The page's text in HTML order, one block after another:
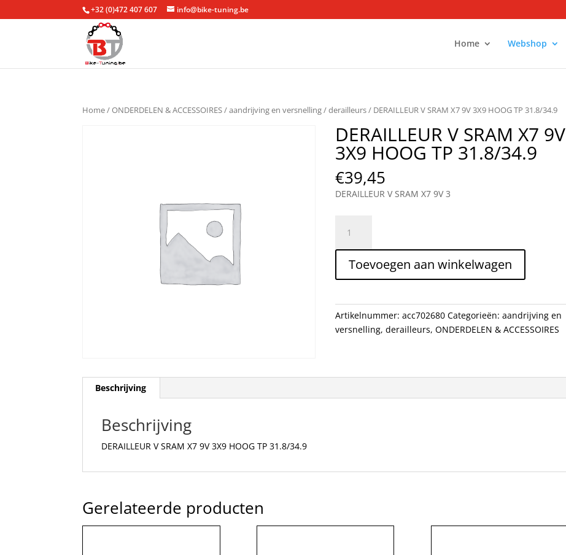
+32 (0)472 407 607 info@bike-tuning.be
Home Webshop
Home/ONDERDELEN & ACCESSOIRES/aandrijving en versnelling/derailleurs/ DERAILLEUR V SRAM X7 9V 3X9 HOOG TP 31.8/34.9
DERAILLEUR V SRAM X7 9V
3X9 HOOG TP 31.8/34.9
€39,45
DERAILLEUR V SRAM X7 9V 3
SRAM
9V
HOOG
TP
31.8/34.9
Toevoegen aan winkelwagen
Artikelnummer:acc702680 Categorieën:aandrijving en
versnelling,derailleurs,ONDERDELEN & ACCESSOIRES
Beschrijving
Beschrijving
DERAILLEUR V SRAM X7 9V 3X9 HOOG TP 31.8/34.9
Gerelateerde producten